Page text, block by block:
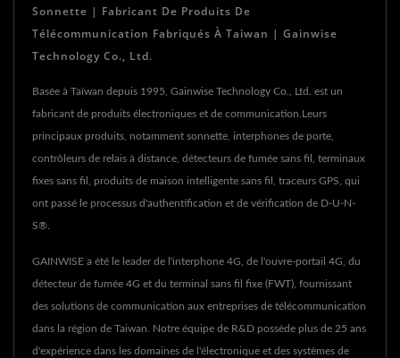
Sonnette | Fabricant De Produits De
Télécommunication Fabriqués À Taiwan | Gainwise
Technology Co., Ltd.
Basée à Taïwan depuis 1995, Gainwise Technology Co., Ltd. est un
fabricant de produits électroniques et de communication.Leurs
principaux produits, notamment sonnette, interphones de porte,
contrôleurs de relais à distance, détecteurs de fumée sans fil, terminaux
fixes sans fil, produits de maison intelligente sans fil, traceurs GPS, qui
ont passé le processus d'authentification et de vérification de D-U-N-
S®.
GAINWISE a été le leader de l'interphone 4G, de l'ouvre-portail 4G, du
détecteur de fumée 4G et du terminal sans fil fixe (FWT), fournissant
des solutions de communication aux entreprises de télécommunication
dans la région de Taiwan. Notre équipe de R&D possède plus de 25 ans
d'expérience dans les domaines de l'électronique et des systèmes de